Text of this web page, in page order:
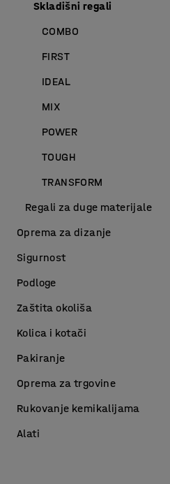
Skladišni regali
COMBO
FIRST
IDEAL
MIX
POWER
TOUGH
TRANSFORM
Regali za duge materijale
Oprema za dizanje
Sigurnost
Podloge
Zaštita okoliša
Kolica i kotači
Pakiranje
Oprema za trgovine
Rukovanje kemikalijama
Alati